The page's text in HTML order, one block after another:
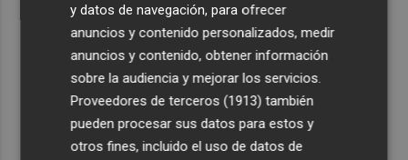
y datos de navegación, para ofrecer
anuncios y contenido personalizados, medir
anuncios y contenido, obtener información
sobre la audiencia y mejorar los servicios.
Proveedores de terceros (1913) también
pueden procesar sus datos para estos y
otros fines, incluido el uso de datos de